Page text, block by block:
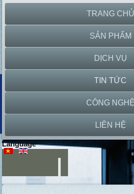
TRANG CHỦ
SẢN PHẨM
DỊCH VỤ
TIN TỨC
CÔNG NGHỆ
LIÊN HỆ
Language
Paper
Lab